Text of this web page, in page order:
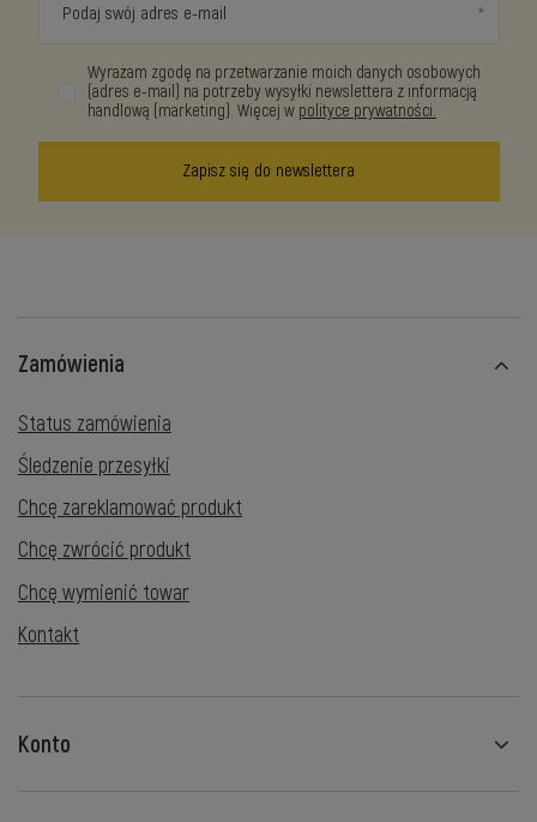
Podaj swój adres e-mail
Wyrażam zgodę na przetwarzanie moich danych osobowych
(adres e-mail) na potrzeby wysyłki newslettera z informacją
handlową (marketing). Więcej w polityce prywatności.
Zapisz się do newslettera
Zamówienia
Status zamówienia
Śledzenie przesyłki
Chcę zareklamować produkt
Chcę zwrócić produkt
Chcę wymienić towar
Kontakt
Konto